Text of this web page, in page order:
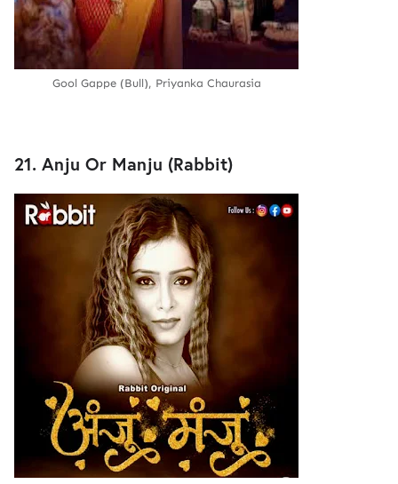
Gool Gappe (Bull), Priyanka Chaurasia
21. Anju Or Manju (Rabbit)